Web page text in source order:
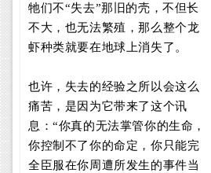
牠们不“失去”那旧的壳，不但长
不大，也无法繁殖，那么整个龙
虾种类就要在地球上消失了。
也许，失去的经验之所以会这么
痛苦，是因为它带来了这个讯
息：“你真的无法掌管你的生命，
你控制不了你的命定，你只能完
全臣服在你周遭所发生的事件当